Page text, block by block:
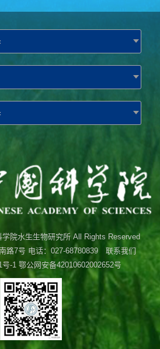
院水生生物研究所 All Rights Reserved
路7号 电话：027-68780839 联系我们
号-1鄂公网安备42010602002652号